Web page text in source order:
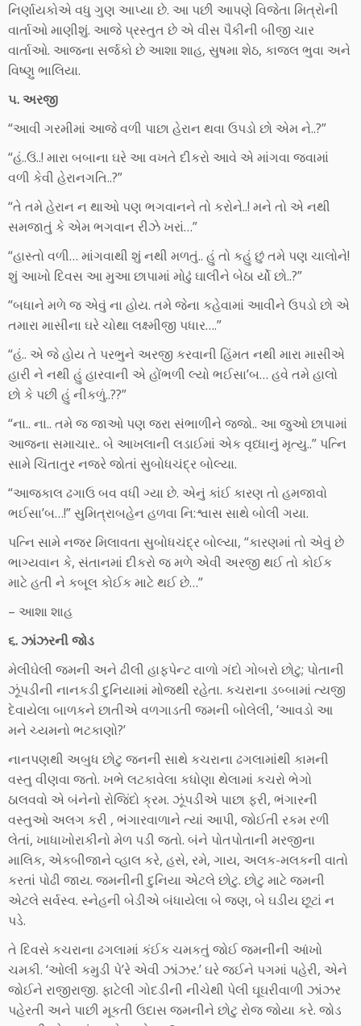
નિર્ણાયકોએ વધુ ગુણ આપ્યા છે. આ પછી આપણે વિજેતા મિત્રોની
વાર્તાઓ માણીશું. આજે પ્રસ્તુત છે એ વીસ પૈકીની બીજી ચાર
વાર્તાઓ. આજના સર્જકો છે આશા શાહ, સુષમા શેઠ, કાજલ ભુવા અને
વિષ્ણુ ભાલિયા.
૫. અરજી
“આવી ગરમીમાં આજે વળી પાછા હેરાન થવા ઉપડો છો એમ ને..?”
“હં..ઉં..! મારા બબાના ઘરે આ વખતે દીકરો આવે એ માંગવા જવામાં
વળી કેવી હેરાનગતિ..?”
“તે તમે હેરાન ન થાઓ પણ ભગવાનને તો કરોને..! મને તો એ નથી
સમજાતું કે એમ ભગવાન રીઝે ખરાં…”
“હાસ્તો વળી… માંગવાથી શું નથી મળતું.. હું તો કહું છું તમે પણ ચાલોને!
શું આખો દિવસ આ મુઆ છાપામાં મોઢું ઘાલીને બેઠા ર્યો છો..?”
“બધાને મળે જ એવું ના હોય. તમે જેના કહેવામાં આવીને ઉપડો છો એ
તમારા માસીના ઘરે ચોથા લક્ષ્મીજી પધાર….”
“હં.. એ જે હોય તે પરભુને અરજી કરવાની હિંમત નથી મારા માસીએ
હારી ને નથી હું હારવાની એ હોંભળી લ્યો ભઈસા’બ… હવે તમે હાલો
છો કે પછી હું નીકળું..??”
“ના.. ના.. તમે જ જાઓ પણ જરા સંભાળીને જજો.. આ જુઓ છાપામાં
આજના સમાચાર.. બે આખલાની લડાઈમાં એક વૃધ્ધાનું મૃત્યુ..” પત્નિ
સામે ચિંતાતુર નજરે જોતાં સુબોધચંદ્ર બોલ્યા.
“આજકાલ ઢગાઉ બવ વધી ગ્યા છે. એનું કાંઈ કારણ તો હમજાવો
ભઈસા’બ…!” સુમિત્રાબહેન હળવા નિ:શ્વાસ સાથે બોલી ગયા.
પત્નિ સામે નજર મિલાવતા સુબોધચંદ્ર બોલ્યા, “કારણમાં તો એવું છે
ભાગ્યવાન કે, સંતાનમાં દીકરો જ મળે એવી અરજી થઈ તો કોઈક
માટે હતી ને કબૂલ કોઈક માટે થઈ છે…”
– આશા શાહ
૬. ઝાંઝરની જોડ
મેલીઘેલી જમની અને ઢીલી હાફપેન્ટ વાળો ગંદો ગોબરો છોટુ; પોતાની
ઝૂંપડીની નાનકડી દુનિયામાં મોજથી રહેતા. કચરાના ડબ્બામાં ત્યજી
દેવાયેલા બાળકને છાતીએ વળગાડતી જમની બોલેલી, ‘આવડો આ
મને ચ્યમનો ભટકાણો?’
નાનપણથી અબુધ છોટુ જનની સાથે કચરાના ઢગલામાંથી કામની
વસ્તુ વીણવા જતો. ખભે લટકાવેલા કધોણા થેલામાં કચરો ભેગો
ઠાલવવો એ બંનેનો રોજિંદો ક્રમ. ઝૂંપડીએ પાછા ફરી, ભંગારની
વસ્તુઓ અલગ કરી , ભંગારવાળાને ત્યાં આપી, જોઈતી રકમ રળી
લેતાં, ખાધાખોરાકીનો મેળ પડી જતો. બંને પોતપોતાની મરજીના
માલિક, એકબીજાને વ્હાલ કરે, હસે, રમે, ગાય, અલક-મલકની વાતો
કરતાં પોઢી જાય. જમનીની દુનિયા એટલે છોટુ. છોટુ માટે જમની
એટલે સર્વસ્વ. સ્નેહની બેડીએ બંધાયેલા બે જણ, બે ઘડીય છૂટાં ન
પડે.
તે દિવસે કચરાના ઢગલામાં કંઈક ચમકતું જોઈ જમનીની આંખો
ચમકી. ‘ઓલી કમુડી પે’રે એવી ઝાંઝર.’ ઘરે જઈને પગમાં પહેરી, એને
જોઈને રાજીરાજી. ફાટેલી ગોદડીની નીચેથી પેલી ઘૂઘરીવાળી ઝાંઝર
પહેરતી અને પાછી મૂકતી ઉદાસ જમનીને છોટુ રોજ જોયા કરે. જોડ